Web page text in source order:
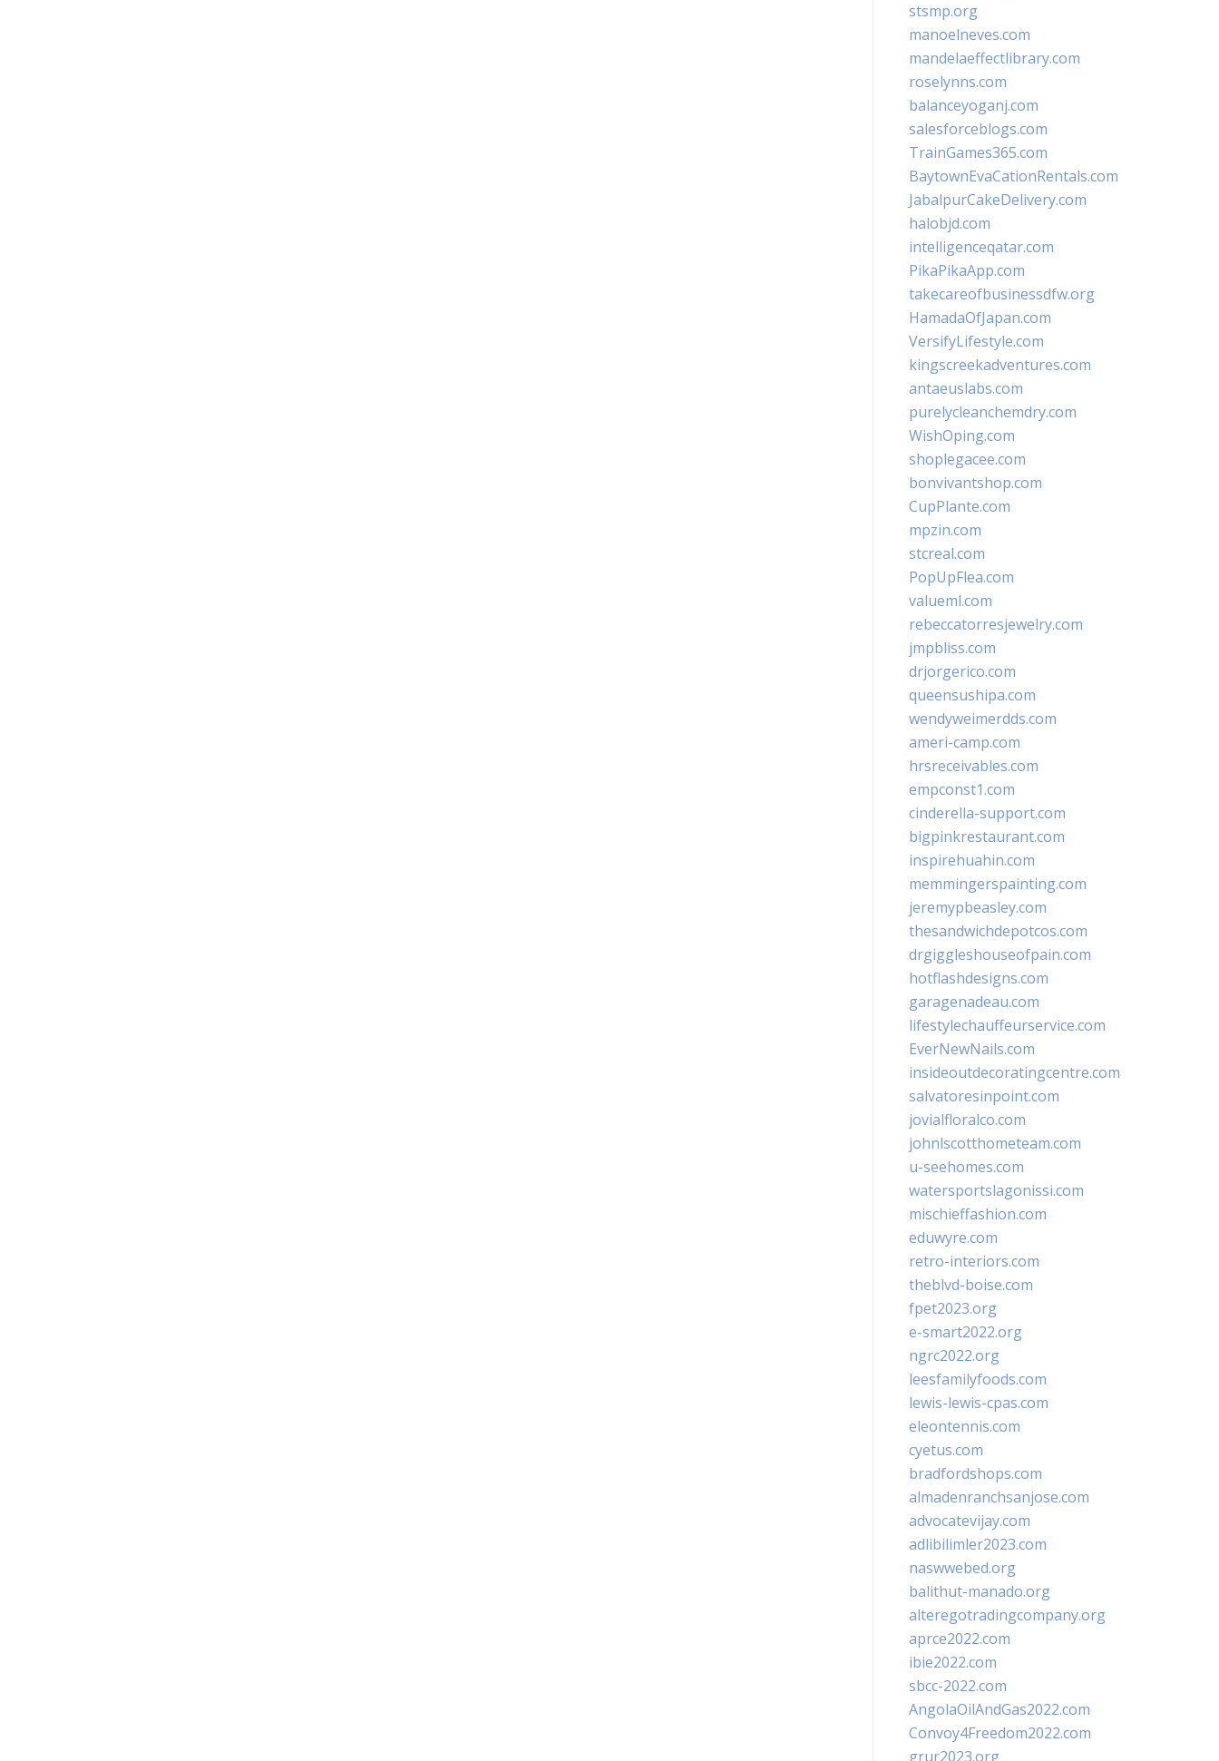
stsmp.org
manoelneves.com
mandelaeffectlibrary.com
roselynns.com
balanceyoganj.com
salesforceblogs.com
TrainGames365.com
BaytownEvaCationRentals.com
JabalpurCakeDelivery.com
halobjd.com
intelligenceqatar.com
PikaPikaApp.com
takecareofbusinessdfw.org
HamadaOfJapan.com
VersifyLifestyle.com
kingscreekadventures.com
antaeuslabs.com
purelycleanchemdry.com
WishOping.com
shoplegacee.com
bonvivantshop.com
CupPlante.com
mpzin.com
stcreal.com
PopUpFlea.com
valueml.com
rebeccatorresjewelry.com
jmpbliss.com
drjorgerico.com
queensushipa.com
wendyweimerdds.com
ameri-camp.com
hrsreceivables.com
empconst1.com
cinderella-support.com
bigpinkrestaurant.com
inspirehuahin.com
memmingerspainting.com
jeremypbeasley.com
thesandwichdepotcos.com
drgiggleshouseofpain.com
hotflashdesigns.com
garagenadeau.com
lifestylechauffeurservice.com
EverNewNails.com
insideoutdecoratingcentre.com
salvatoresinpoint.com
jovialfloralco.com
johnlscotthometeam.com
u-seehomes.com
watersportslagonissi.com
mischieffashion.com
eduwyre.com
retro-interiors.com
theblvd-boise.com
fpet2023.org
e-smart2022.org
ngrc2022.org
leesfamilyfoods.com
lewis-lewis-cpas.com
eleontennis.com
cyetus.com
bradfordshops.com
almadenranchsanjose.com
advocatevijay.com
adlibilimler2023.com
naswwebed.org
balithut-manado.org
alteregotradingcompany.org
aprce2022.com
ibie2022.com
sbcc-2022.com
AngolaOilAndGas2022.com
Convoy4Freedom2022.com
grur2023.org